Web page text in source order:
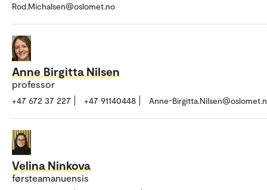
Rod.Michalsen@oslomet.no
Anne Birgitta Nilsen
professor
+47 672 37 227 +47 91140448 Anne-
Velina Ninkova
førsteamanuensis